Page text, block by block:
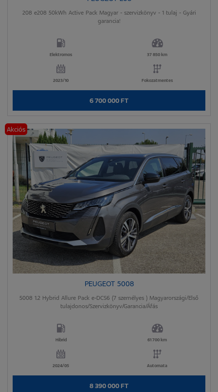
208 e208 50kWh Active Pack Magyar - szervizkönyv - 1 tulaj - Gyári
garancia!
Elektromos 37 850 km
2023/10 Fokozatmentes
6 700 000 FT
Akciós
PEUGEOT 5008
5008 1.2 Hybrid Allure Pack e-DCS6 (7 személyes ) Magyarországi/Első
tulajdonos/Szervizkönyv/Garancia/Áfás
Hibrid 61 700 km
2024/05 Automata
8 390 000 FT